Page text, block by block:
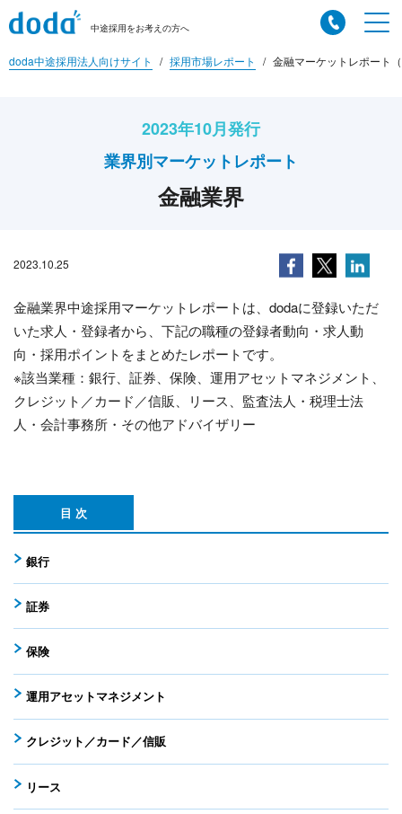
中途採用をお考えの方へ
doda中途採用法人向けサイト 採用市場レポート 金融マーケットレポート
2023年10月発行
業界別マーケットレポート
金融業界
2023.10.25
金融業界中途採用マーケットレポートは、dodaに登録いただ
いた求人・登録者から、下記の職種の登録者動向・求人動
向・採用ポイントをまとめたレポートです。
※該当業種：銀行、証券、保険、運用アセットマネジメント、
クレジット／カード／信販、リース、監査法人・税理士法
人・会計事務所・その他アドバイザリー
目 次
銀行
証券
保険
運用アセットマネジメント
クレジット／カード／信販
リース